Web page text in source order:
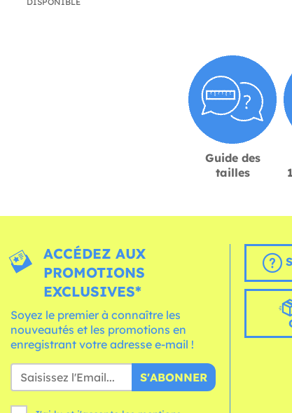
Guide des
tailles
ACCÉDEZ AUX
PROMOTIONS
EXCLUSIVES*
Soyez le premier à connaître les
nouveautés et les promotions en
enregistrant votre adresse e-mail !
S'ABONNER